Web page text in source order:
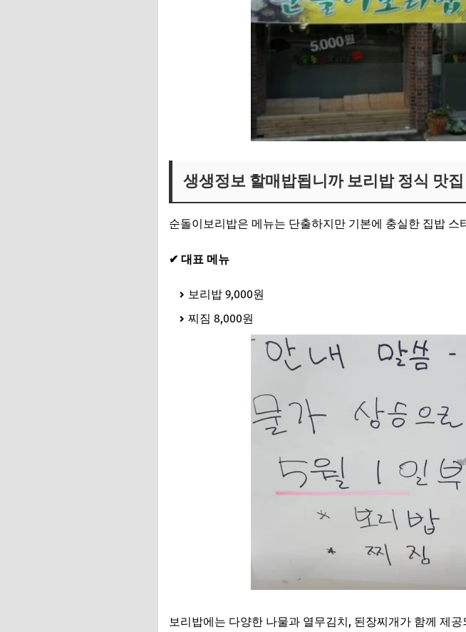
생생정보 할매밥됩니까 보리밥 정식 맛
순돌이보리밥은 메뉴는 단출하지만 기본에 충실한 집밥 스
✔ 대표 메뉴
보리밥 9,000원
찌짐 8,000원
보리밥에는 다양한 나물과 열무김치, 된장찌개가 함께 제